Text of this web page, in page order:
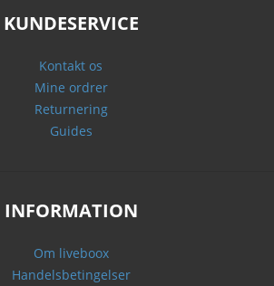
KUNDESERVICE
Kontakt os
Mine ordrer
Returnering
Guides
INFORMATION
Om liveboox
Handelsbetingelser